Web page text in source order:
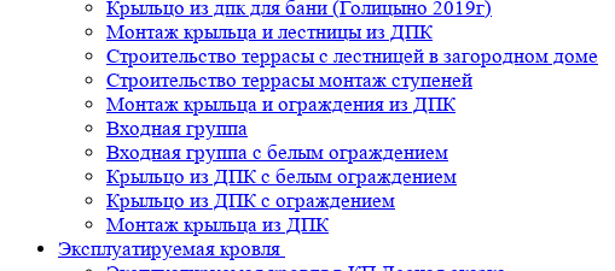
Крыльцо из дпк для бани (Голицыно 2019г)
Монтаж крыльца и лестницы из ДПК
Строительство террасы с лестницей в загородном доме
Строительство террасы монтаж ступеней
Монтаж крыльца и ограждения из ДПК
Входная группа
Входная группа с белым ограждением
Крыльцо из ДПК с белым ограждением
Крыльцо из ДПК с ограждением
Монтаж крыльца из ДПК
Эксплуатируемая кровля